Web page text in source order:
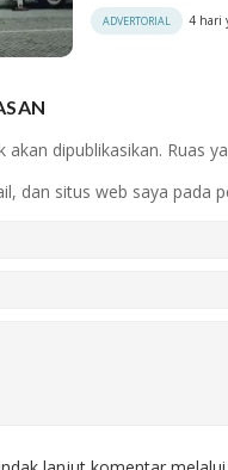
ADVERTORIAL 4 hari
akan dipublikasikan. Ruas
dan situs web saya pada